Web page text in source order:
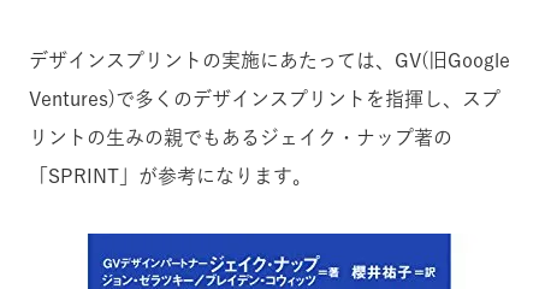
デザインスプリントの実施にあたっては、GV(旧Google
Ventures)で多くのデザインスプリントを指揮し、スプ
リントの生みの親でもあるジェイク・ナップ著の
「SPRINT」が参考になります。